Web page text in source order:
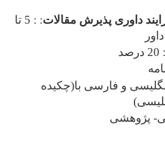
داوری پذیرش مقالات
: : 5 تا
: 20 درصد
و فارسی با(چکیده
پژوهشی